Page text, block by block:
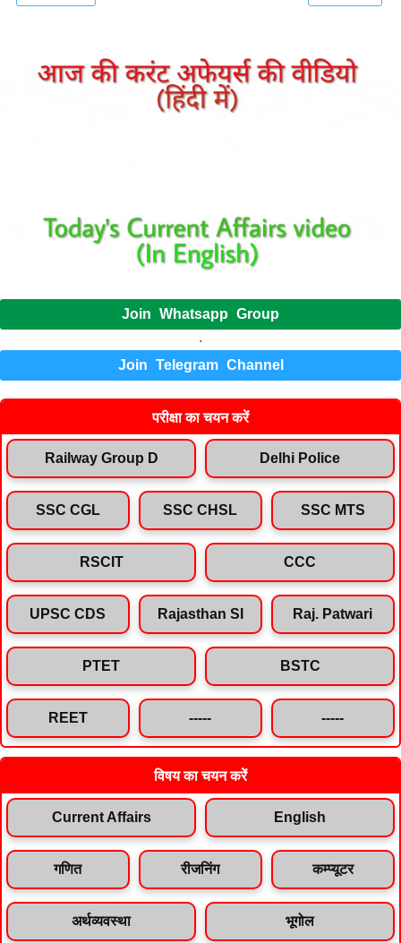
Join Whatsapp Group
.
Join Telegram Channel
परीक्षा का चयन करें
Railway Group D Delhi Police
SSC CGL SSC CHSL SSC MTS
RSCIT CCC
UPSC CDS Rajasthan SI Raj. Patwari
PTET BSTC
REET ----- -----
विषय का चयन करें
Current Affairs English
गणित रीजनिंग कम्प्यूटर
अर्थव्यवस्था भूगोल